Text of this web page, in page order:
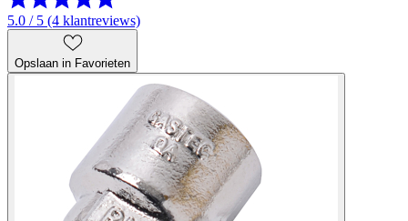
5.0 / 5 (4 klantreviews)
Opslaan in Favorieten